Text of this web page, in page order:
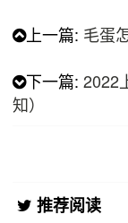
上一篇: 毛蛋
下一篇:2022
知）
推荐阅读